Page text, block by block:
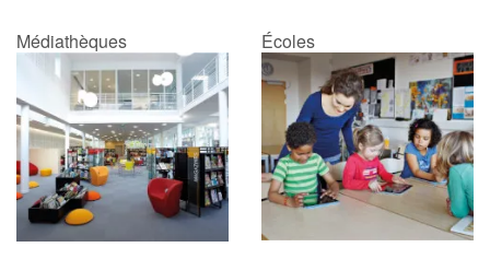
Médiathèques Écoles